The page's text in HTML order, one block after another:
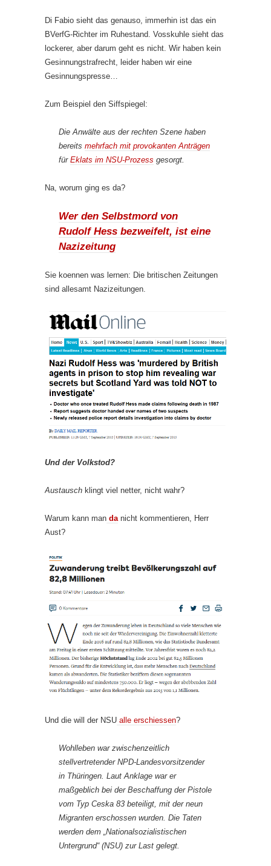
Di Fabio sieht das genauso, immerhin ist das ein
BVerfG-Richter im Ruhestand. Vosskuhle sieht das
lockerer, aber darum geht es nicht. Wir haben kein
Gesinnungstrafrecht, leider haben wir eine
Gesinnungspresse…
Zum Beispiel den Siffspiegel:
Die Anwälte aus der rechten Szene haben
bereits mehrfach mit provokanten Anträgen
für Eklats im NSU-Prozess gesorgt.
Na, worum ging es da?
Wer den Selbstmord von
Rudolf Hess bezweifelt, ist eine
Nazizeitung
Sie koennen was lernen: Die britischen Zeitungen
sind allesamt Nazizeitungen.
Und der Volkstod?
Austausch klingt viel netter, nicht wahr?
Warum kann man danicht kommentieren, Herr
Aust?
Und die will der NSU alle erschiessen?
Wohlleben war zwischenzeitlich
stellvertretender NPD-Landesvorsitzender
in Thüringen. Laut Anklage war er
maßgeblich bei der Beschaffung der Pistole
vom Typ Ceska 83 beteiligt, mit der neun
Migranten erschossen wurden. Die Taten
werden dem „Nationalsozialistischen
Untergrund“ (NSU) zur Last gelegt.